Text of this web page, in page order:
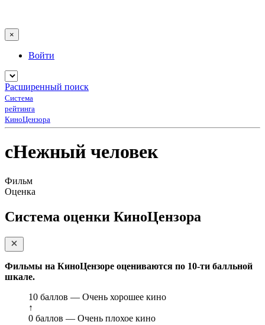
×
Войти
Расширенный поиск
Система
рейтинга
КиноЦензора
сНежный человек
Фильм
Оценка
Система оценки КиноЦензора
Фильмы на КиноЦензоре оцениваются по 10-ти балльной
шкале.
10 баллов — Очень хорошее кино
↑
0 баллов — Очень плохое кино